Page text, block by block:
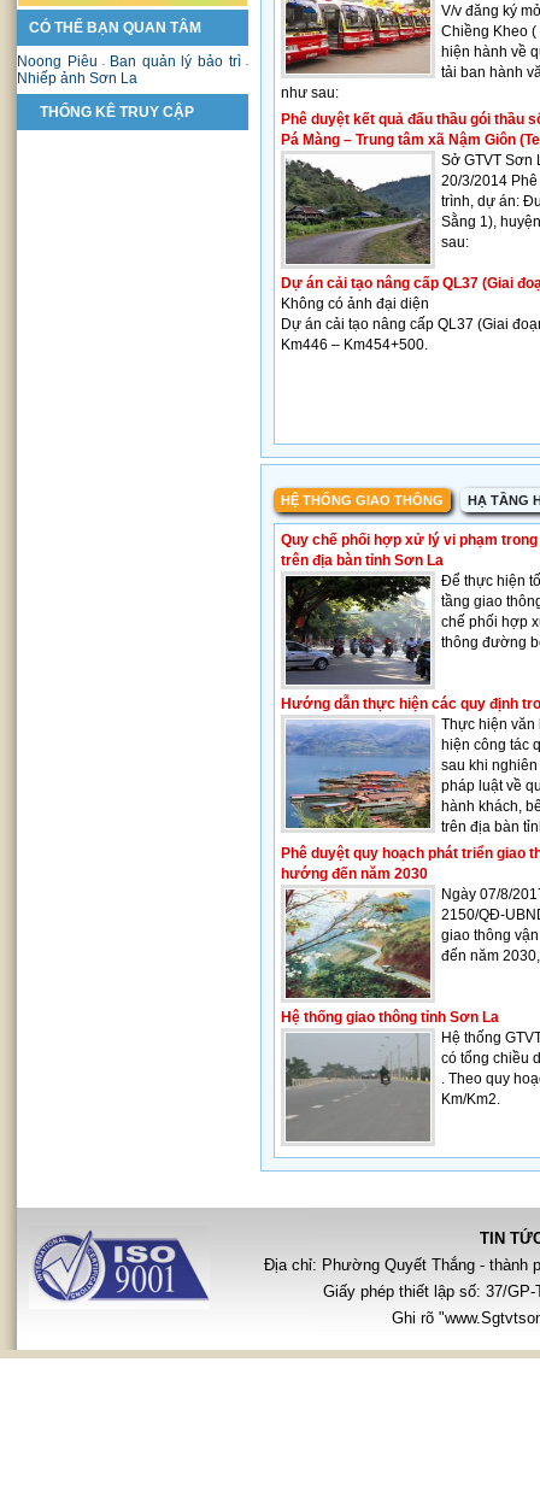
CÓ THỂ BẠN QUAN TÂM
Noong Piêu
- Ban quản lý bảo trì -
Nhiếp ảnh Sơn La
THỐNG KÊ TRUY CẬP
V/v đăng ký
Chiềng Kheo
hiện hành về
tải ban hành
như sau:
Phê duyệt kết quả đấu thầu gói thầu
Pá Màng – Trung tâm xã Nậm Giôn
Sở GTVT Sơn
20/3/2014
trình, dự án:
Sằng 1),
sau:
Dự án cải tạo nâng cấp QL37 (Giai
Không có ảnh đại diện
Dự án cải tạo nâng cấp QL37 (Giai
Km446 – Km454+500.
HỆ THỐNG GIAO THÔNG HẠ TẦNG
Quy chế phối hợp xử lý vi phạm
trên địa bàn tỉnh Sơn La
Để thực hiện
tầng giao
chế phối hợp
thông đường
Hướng dẫn thực hiện các quy định
Thực hiện văn
hiện công tác
sau khi
pháp luật về
hành khách,
trên địa bàn
Phê duyệt quy hoạch phát triển giao
hướng đến năm 2030
Ngày 07/8/
2150/QĐ-
giao thông
đến năm
Hệ thống giao thông tỉnh Sơn La
Hệ thống
có tổng chiều
. Theo quy
Km/Km2.
TIN
Địa chỉ: Phường Quyết Thắng - thành
Giấy phép thiết lập số: 37/
Ghi rõ